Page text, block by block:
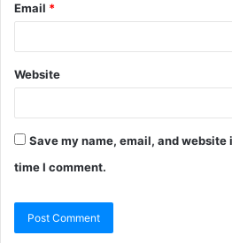
Email *
Website
Save my name, email, and
time I comment.